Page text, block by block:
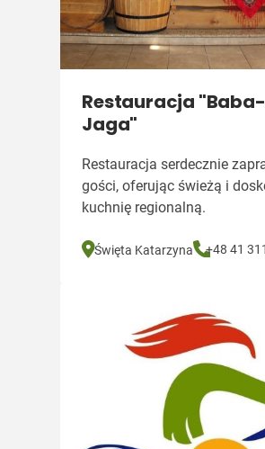
Restauracja "Baba-
Jaga"
Restauracja serdecznie
gości, oferując świeżą i
kuchnię regionalną.
Święta Katarzyna +48 41